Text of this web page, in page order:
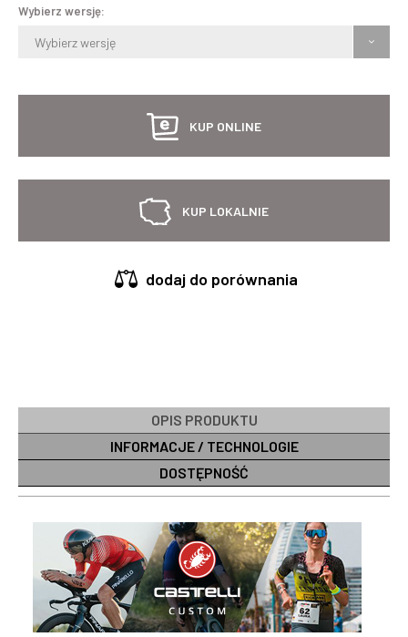
Wybierz wersję:
Wybierz wersję
KUP ONLINE
KUP LOKALNIE
dodaj do porównania
OPIS PRODUKTU
INFORMACJE / TECHNOLOGIE
DOSTĘPNOŚĆ